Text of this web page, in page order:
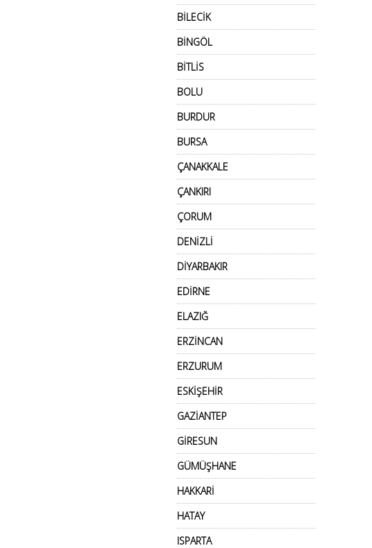
BİLECİK
BİNGÖL
BİTLİS
BOLU
BURDUR
BURSA
ÇANAKKALE
ÇANKIRI
ÇORUM
DENİZLİ
DİYARBAKIR
EDİRNE
ELAZIĞ
ERZİNCAN
ERZURUM
ESKİŞEHİR
GAZİANTEP
GİRESUN
GÜMÜŞHANE
HAKKARİ
HATAY
ISPARTA